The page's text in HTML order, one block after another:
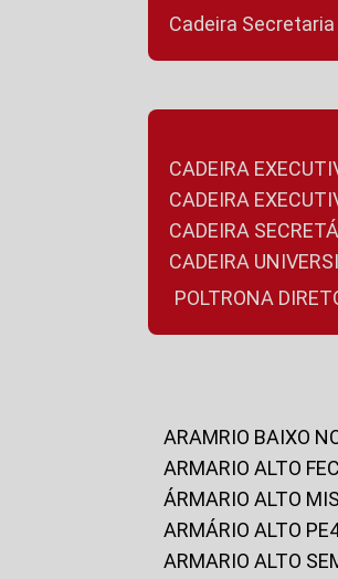
Cadeira
CADEIRA
CADEIRA
CADEIRA
CADEIRA
POLTRONA
ARAMRIO BAIXO
ARMARIO ALTO
ÁRMARIO ALTO
ARMÁRIO ALTO
ARMARIO ALTO